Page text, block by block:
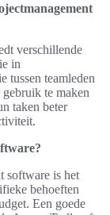
verschillende
in
tussen teamleden
te maken
taken beter
software is het
behoeften
Een goede